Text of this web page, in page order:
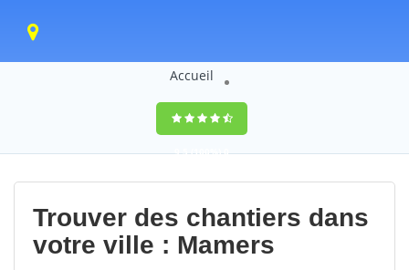
Accueil
9,5(100%)0
votes
Trouver des chantiers dans
votre ville : Mamers